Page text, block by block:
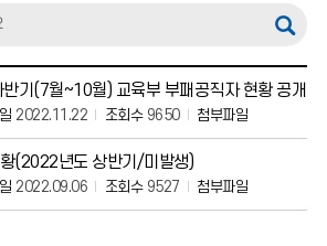
기(7월~10월) 교육부 부패공직자 현황 공개
2022.11.22 조회수9650 첨부파일
(2022년도 상반기/미발생)
2022.09.06 조회수9527 첨부파일